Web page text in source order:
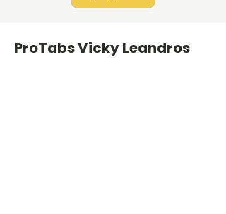
ProTabs Vicky Leandros